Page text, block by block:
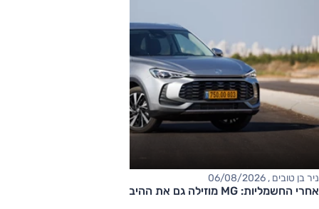
ניר בן טובים , 06/08/2026
אחרי החשמליות: MG מוזילה גם את ההיברידיות